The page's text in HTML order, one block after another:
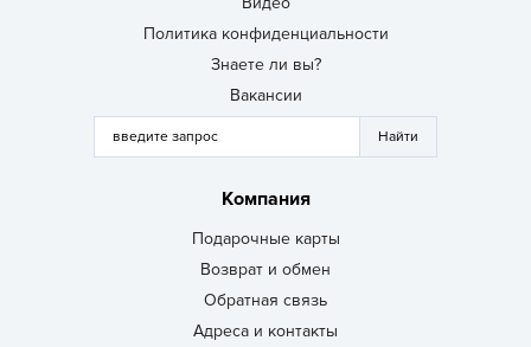
Политика конфиденциальности
Знаете ли вы?
Вакансии
Компания
Подарочные карты
Возврат и обмен
Обратная связь
Адреса и контакты